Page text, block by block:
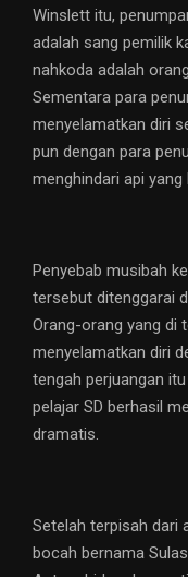
Winslett itu,
adalah sang pemilik
nahkoda adalah
Sementara para
menyelamatkan diri
pun dengan para
menghindari api
Penyebab musibah
tersebut ditenggarai
Orang-orang yang di
menyelamatkan diri
tengah perjuangan
pelajar SD berhasil
dramatis.
Setelah terpisah dari
bocah bernama